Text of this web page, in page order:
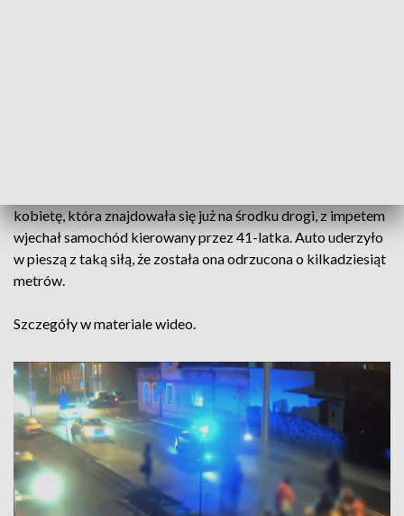
kobietę, która znajdowała się już na środku drogi, z impetem
wjechał samochód kierowany przez 41-latka. Auto uderzyło
w pieszą z taką siłą, że została ona odrzucona o kilkadziesiąt
metrów.
Szczegóły w materiale wideo.